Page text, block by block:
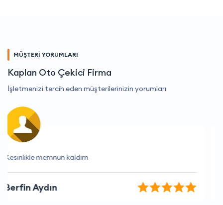
MÜŞTERİ YORUMLARI
Kaplan Oto Çekici Firma
İşletmenizi tercih eden müşterilerinizin yorumları
Hızlı ve etkili çözüm sunuyorlar.
Melis Taşdemir